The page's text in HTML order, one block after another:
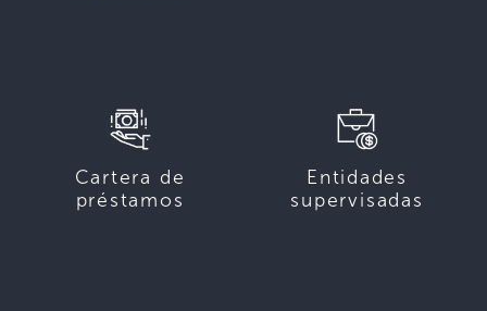
Cartera de
préstamos
Entidades
supervisadas